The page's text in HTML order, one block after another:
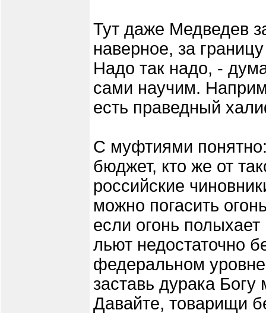
Тут даже Медведев
наверное, за
Надо так надо, -
сами научим.
есть праведный
С муфтиями
бюджет, кто же от
российские
можно погасить
если огонь полыхает
льют недостаточно
федеральном
заставь дурака
Давайте, товарищи